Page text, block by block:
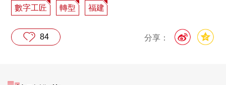
數字工匠 轉型 福建
分享：
84